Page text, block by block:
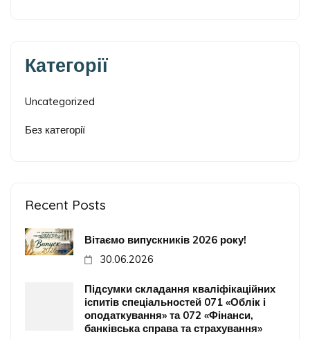
Категорії
Uncategorized
Без категорії
Recent Posts
Вітаємо випускників 2026 року!
30.06.2026
Підсумки складання кваліфікаційних
іспитів спеціальностей 071 «Облік і
оподаткування» та 072 «Фінанси,
банківська справа та страхування»